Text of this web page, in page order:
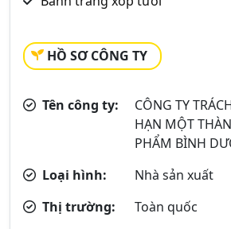
HỒ SƠ CÔNG TY
Tên công ty:
CÔNG TY
HẠN MỘT
PHẨM BÌNH
Loại hình:
Nhà sản xuất
Thị trường:
Toàn quốc